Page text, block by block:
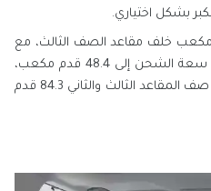
الشحن 16.0 قدم مكعب خلف مقاعد الصف الثالث، مع
طي مقاعد الصف الثالث، تزداد سعة الشحن إلى 48.4 قدم مكعب،
سعة الحمولة القصوى مع طي صف المقاعد الثالث والثاني 84.3 قدم